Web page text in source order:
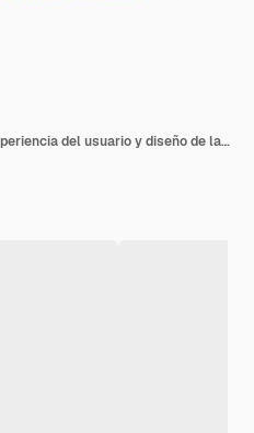
Representaciones de la experiencia del usuario y diseño de la interfaz